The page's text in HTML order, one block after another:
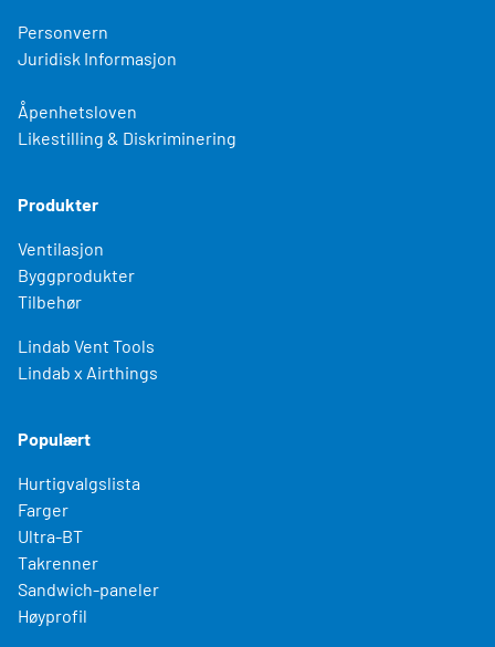
Personvern
Juridisk Informasjon
Åpenhetsloven
Likestilling & Diskriminering
Produkter
Ventilasjon
Byggprodukter
Tilbehør
Lindab Vent Tools
Lindab x Airthings
Populært
Hurtigvalgslista
Farger
Ultra-BT
Takrenner
Sandwich-paneler
Høyprofil